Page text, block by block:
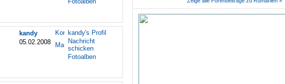
kandy
05.02.2008
kandy's Profil
Nachricht
schicken
Fotoalben